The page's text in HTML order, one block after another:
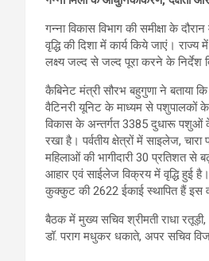
गन्ना विकास विभाग की समीक्षा के
वृद्धि की दिशा में कार्य किये जाएं।
लक्ष्य जल्द से जल्द पूरा करने के निर्देश
कैबिनेट मंत्री सौरभ बहुगुणा ने बताया
वैटिनरी यूनिट के माध्यम से पशुपालकों
विकास के अन्तर्गत 3385 दुधारू पशुओं
रखा है। पर्वतीय क्षेत्रों में साइलेज,
महिलाओं की भागीदारी 30 प्रतिशत से
आहार एवं साईलेज विक्रय में वृद्धि हुई
कुक्कुट की 2622 ईकाई स्थापित हैं इस
बैठक में मुख्य सचिव श्रीमती राधा
डॉ. पराग मधुकर धकाते, अपर सचिव